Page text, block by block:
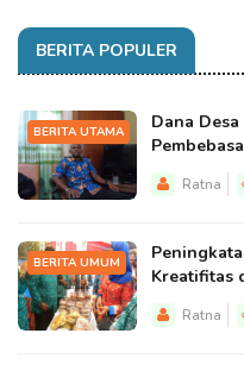
BERITA POPULER
BERITA UTAMA
Dana
Ratna
BERITA UMUM
Kreatifitas
Ratna